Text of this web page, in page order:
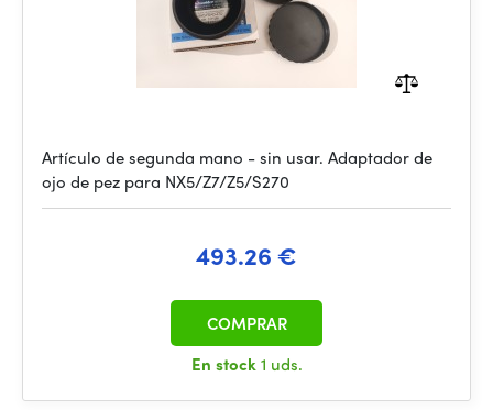
Artículo de segunda mano - sin usar. Adaptador de
ojo de pez para NX5/Z7/Z5/S270
493.26 €
En stock1 uds.
COMPRAR